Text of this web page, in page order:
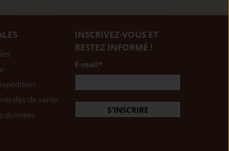
de vente
données
INSCRIVEZ-VOUS ET
RESTEZ INFORMÉ !
E-mail*
S'INSCRIRE